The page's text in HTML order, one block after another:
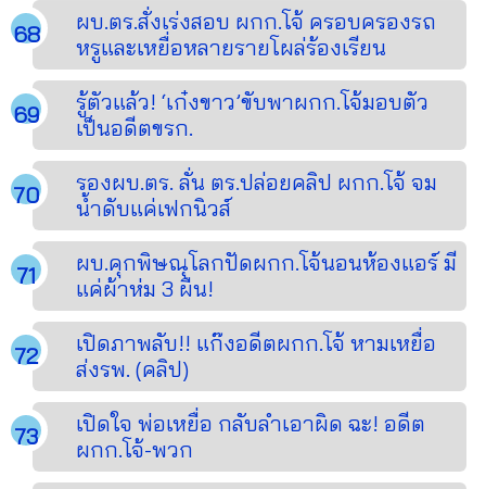
ผบ.ตร.สั่งเร่งสอบ ผกก.โจ้ ครอบครองรถ
หรูและเหยื่อหลายรายโผล่ร้องเรียน
รู้ตัวแล้ว! ‘เก๋งขาว’ขับพาผกก.โจ้มอบตัว
เป็นอดีตขรก.
รองผบ.ตร. ลั่น ตร.ปล่อยคลิป ผกก.โจ้ จม
น้ำดับแค่เฟกนิวส์
ผบ.คุกพิษณุโลกปัดผกก.โจ้นอนห้องแอร์ มี
แค่ผ้าห่ม 3 ผืน!
เปิดภาพลับ!! แก๊งอดีตผกก.โจ้ หามเหยื่อ
ส่งรพ. (คลิป)
เปิดใจ พ่อเหยื่อ กลับลำเอาผิด ฉะ! อดีต
ผกก.โจ้-พวก